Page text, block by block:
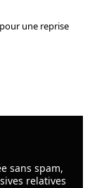
une reprise
sans spam,
relatives